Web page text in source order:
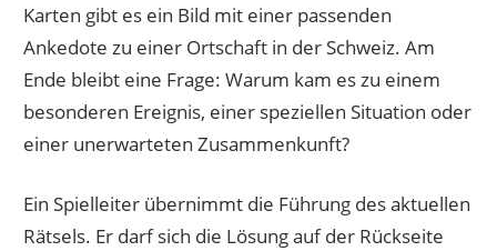
Karten gibt es ein Bild mit einer passenden
Ankedote zu einer Ortschaft in der Schweiz. Am
Ende bleibt eine Frage: Warum kam es zu einem
besonderen Ereignis, einer speziellen Situation oder
einer unerwarteten Zusammenkunft?
Ein Spielleiter übernimmt die Führung des aktuellen
Rätsels. Er darf sich die Lösung auf der Rückseite